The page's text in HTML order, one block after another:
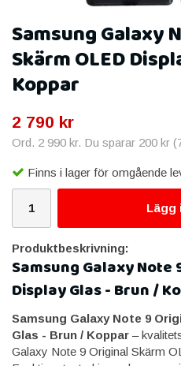
Samsung Galaxy
Skärm OLED
Koppar
2 790 kr
Ord. 2 990 kr. Du sparar 200 kr (
Finns i lager för omgående
Lägg
Produktbeskrivning:
Samsung Galaxy Note
Display Glas - Brun /
Samsung Galaxy Note 9
Glas - Brun / Koppar –
Galaxy Note 9 Original Skärm